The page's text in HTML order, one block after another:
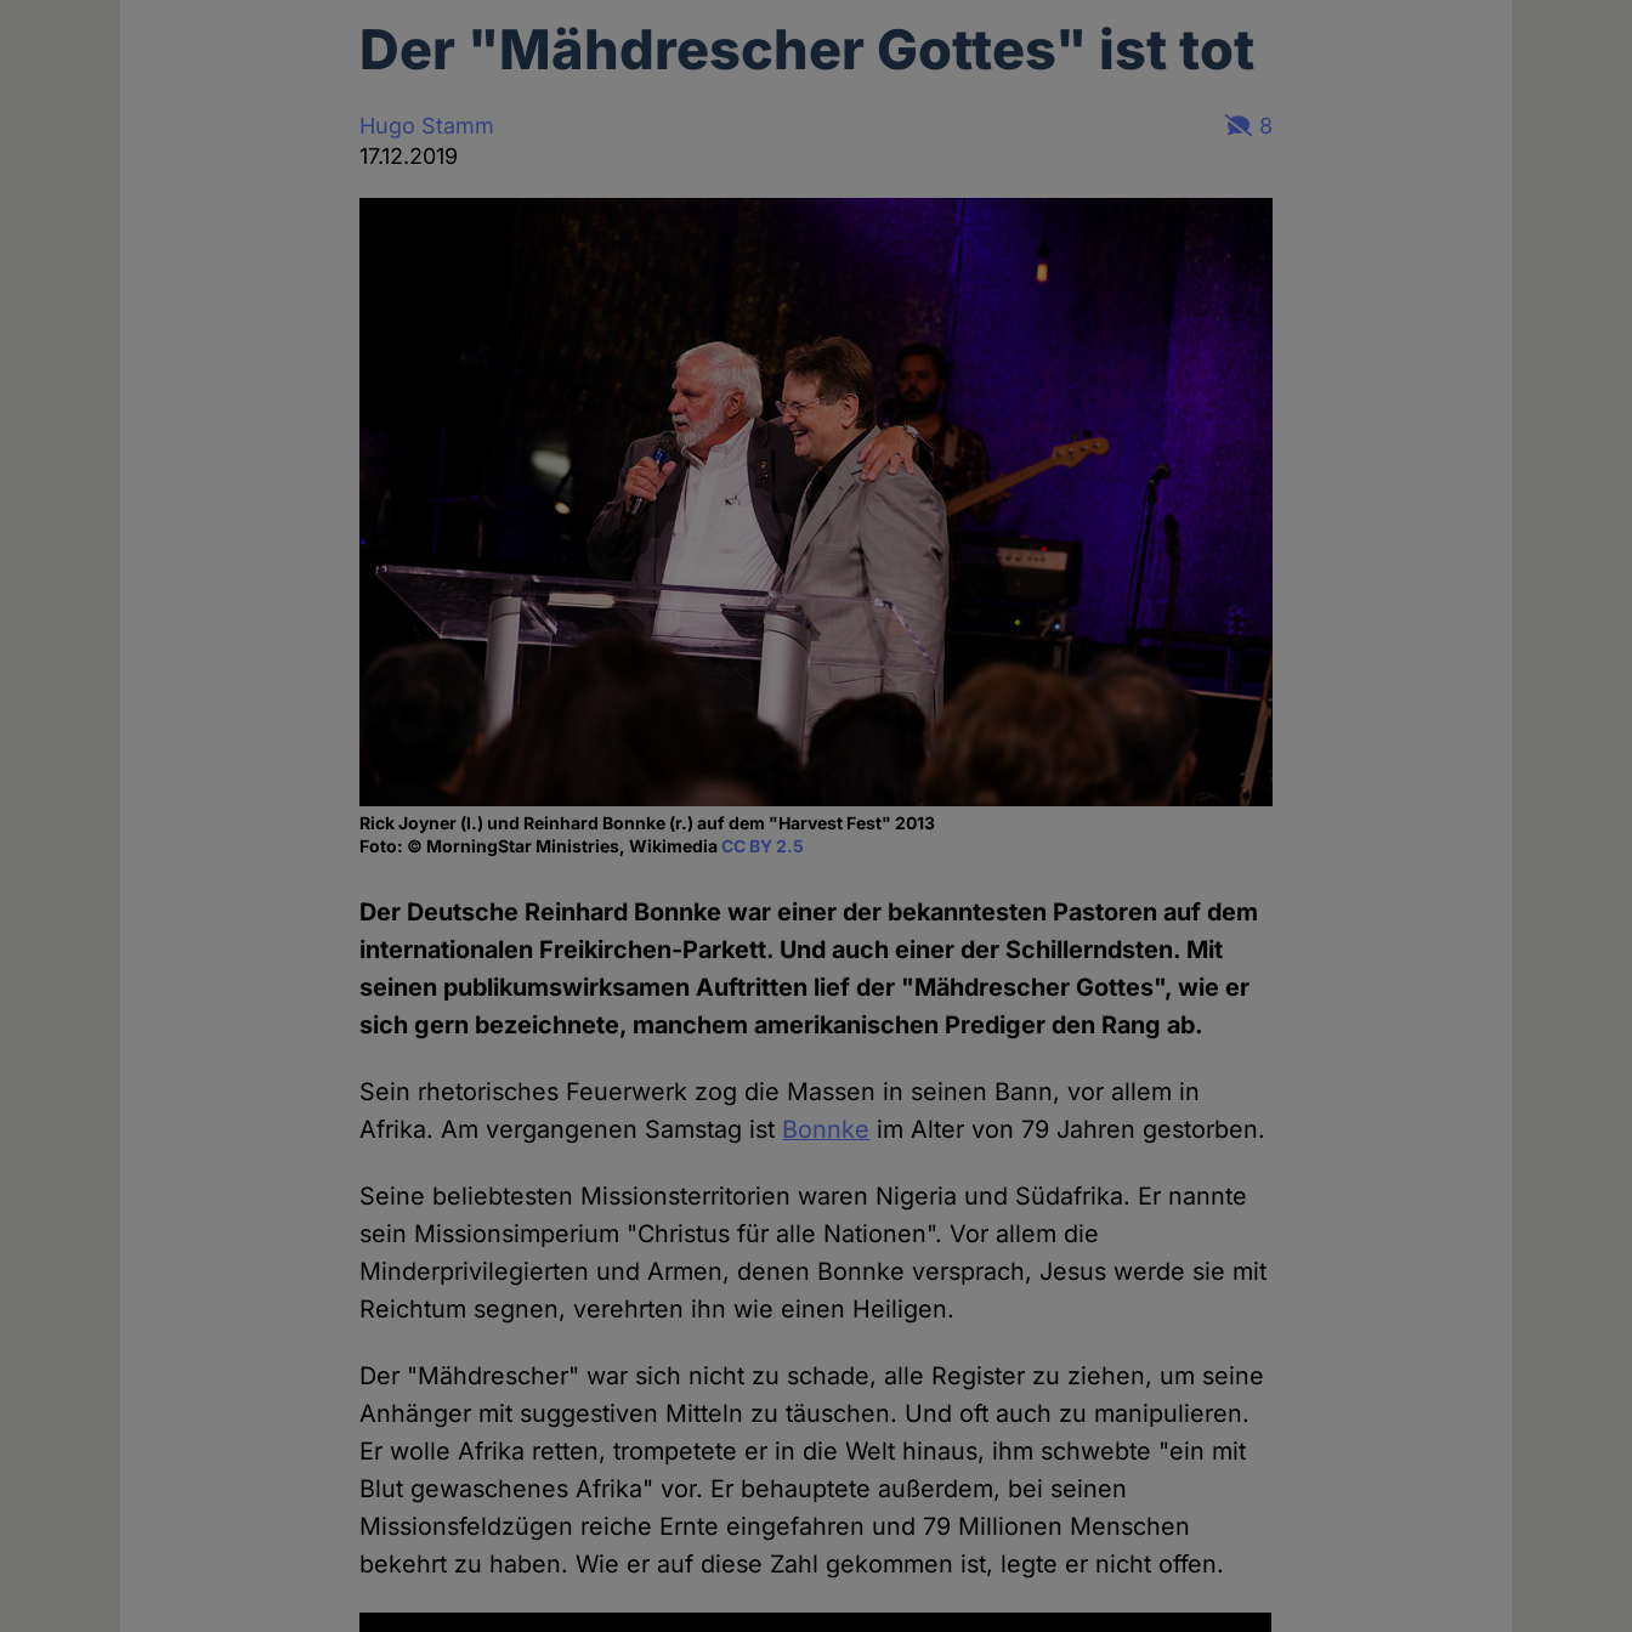
Der "Mähdrescher Gottes" ist tot
Hugo Stamm
17.12.2019
8
Rick Joyner (l.) und Reinhard Bonnke (r.) auf dem "Harvest Fest" 2013
Foto: © MorningStar Ministries, WikimediaCC BY 2.5
Der Deutsche Reinhard Bonnke war einer der bekanntesten Pastoren auf dem
internationalen Freikirchen-Parkett. Und auch einer der Schillerndsten. Mit
seinen publikumswirksamen Auftritten lief der "Mähdrescher Gottes", wie er
sich gern bezeichnete, manchem amerikanischen Prediger den Rang ab.
Sein rhetorisches Feuerwerk zog die Massen in seinen Bann, vor allem in
Afrika. Am vergangenen Samstag ist Bonnke im Alter von 79 Jahren gestorben.
Seine beliebtesten Missionsterritorien waren Nigeria und Südafrika. Er nannte
sein Missionsimperium "Christus für alle Nationen". Vor allem die
Minderprivilegierten und Armen, denen Bonnke versprach, Jesus werde sie mit
Reichtum segnen, verehrten ihn wie einen Heiligen.
Der "Mähdrescher" war sich nicht zu schade, alle Register zu ziehen, um seine
Anhänger mit suggestiven Mitteln zu täuschen. Und oft auch zu manipulieren.
Er wolle Afrika retten, trompetete er in die Welt hinaus, ihm schwebte "ein mit
Blut gewaschenes Afrika" vor. Er behauptete außerdem, bei seinen
Missionsfeldzügen reiche Ernte eingefahren und 79 Millionen Menschen
bekehrt zu haben. Wie er auf diese Zahl gekommen ist, legte er nicht offen.